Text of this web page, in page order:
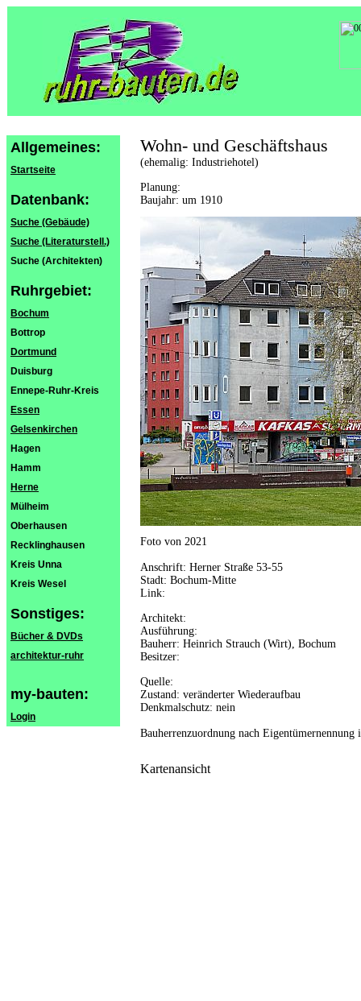
Allgemeines:
Startseite
Datenbank:
Suche (Gebäude)
Suche (Literaturstell.)
Suche (Architekten)
Ruhrgebiet:
Bochum
Bottrop
Dortmund
Duisburg
Ennepe-Ruhr-Kreis
Essen
Gelsenkirchen
Hagen
Hamm
Herne
Mülheim
Oberhausen
Recklinghausen
Kreis Unna
Kreis Wesel
Sonstiges:
Bücher & DVDs
architektur-ruhr
my-bauten:
Login
Wohn- und Geschäftshaus
(ehemalig: Industriehotel)
Planung:
Baujahr: um 1910
Foto von 2021
Anschrift: Herner Straße 53-55
Stadt: Bochum-Mitte
Link:
Architekt:
Ausführung:
Bauherr: Heinrich Strauch (Wirt), Bochum
Besitzer:
Quelle:
Zustand: veränderter Wiederaufbau
Denkmalschutz: nein
Bauherrenzuordnung nach Eigentümernennung
Kartenansicht